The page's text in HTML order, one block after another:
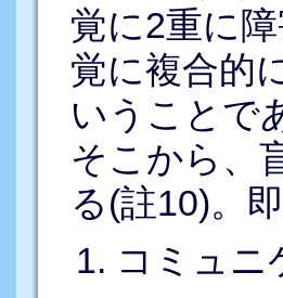
覚に2重に
覚に複合的
いうことで
そこから、
る(註10)。即
コミュニ